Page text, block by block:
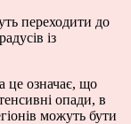
переходити до
із
це означає, що
опади, в
можуть бути